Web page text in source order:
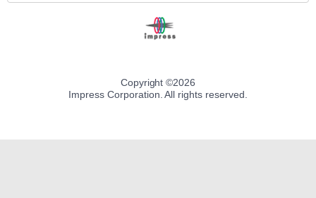
Copyright ©2026
Impress Corporation. All rights reserved.